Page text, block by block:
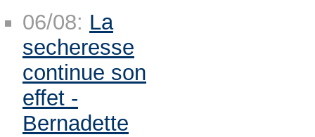
06/08: La
secheresse
continue son
effet -
Bernadette